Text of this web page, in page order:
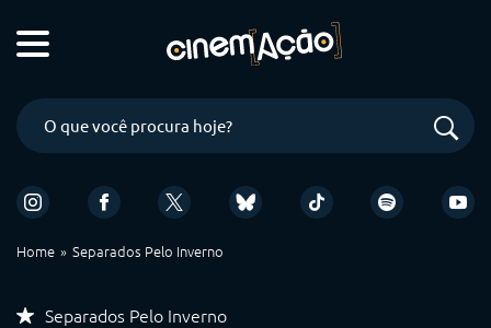
Home Separados Pelo Inverno
Separados Pelo Inverno